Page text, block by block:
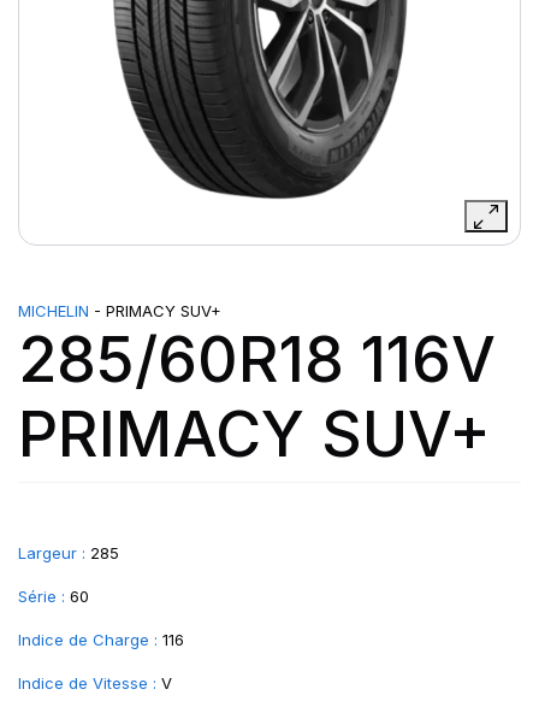
MICHELIN - PRIMACY SUV+
285/60R18 116V
PRIMACY SUV+
Largeur : 285
Série : 60
Indice de Charge : 116
Indice de Vitesse : V